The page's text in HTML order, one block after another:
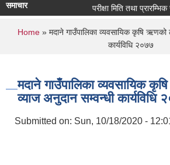
समाचार परीक्षा मिति तथा प्रारम्भिक
You are here
Home» मदाने गाउँपालिका व्यवसायिक कृषि ऋणको
कार्यविधि २०७७
मदाने गाउँपालिका व्यवसायिक
व्याज अनुदान सम्वन्धी कार्यविधि
Submitted on: Sun, 10/18/2020 -